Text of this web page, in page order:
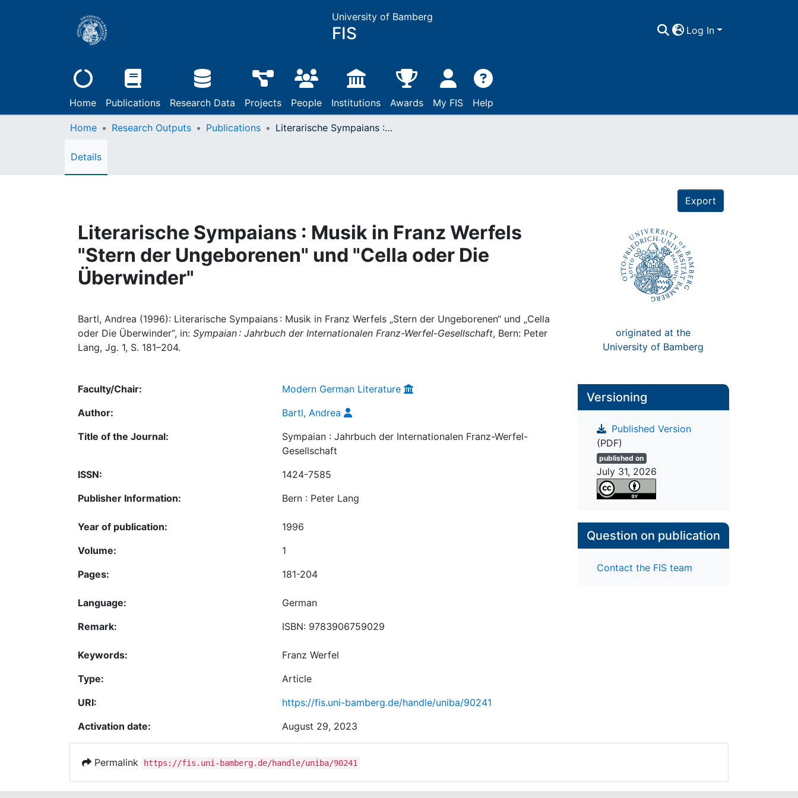
University of Bamberg
FIS Log In
Home Publications Research Data Projects People Institutions Awards My FIS Help
Home Research Outputs Publications Literarische Sympaians : Musik in Franz Werfels "Stern der Ungeborenen" und "Cella oder Die Überwinder"
Details
Export
Literarische Sympaians : Musik in Franz Werfels
"Stern der Ungeborenen" und "Cella oder Die
Überwinder"
Bartl, Andrea (1996): Literarische Sympaians : Musik in Franz Werfels „Stern der Ungeborenen“ und „Cella
oder Die Überwinder“, in: Sympaian : Jahrbuch der Internationalen Franz-Werfel-Gesellschaft, Bern: Peter
Lang, Jg. 1, S. 181–204.
originated at the
University of Bamberg
Faculty/Chair:
Modern German Literature
Author:
Bartl, Andrea
Title of the Journal:
Sympaian : Jahrbuch der Internationalen Franz-Werfel-
Gesellschaft
ISSN:
1424-7585
Publisher Information:
Bern : Peter Lang
Year of publication:
1996
Volume:
1
Pages:
181-204
Language:
German
Remark:
ISBN: 9783906759029
Keywords:
Franz Werfel
Type:
Article
URI:
https://fis.uni-bamberg.de/handle/uniba/90241
Activation date:
August 29, 2023
Versioning
Published Version
(PDF)
published on
July 31, 2026
Question on publication
Contact the FIS team
Permalink https://fis.uni-bamberg.de/handle/uniba/90241